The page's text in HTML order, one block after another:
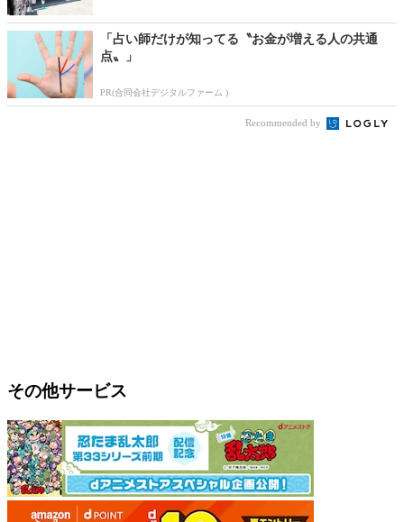
「占い師だけが知ってる〝お金が増える人の共通
点〟」
PR(合同会社デジタルファーム )
Recommended by
その他サービス